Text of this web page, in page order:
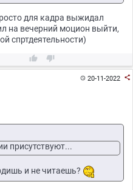
для кадра выжидал
на вечерний моцион выйти,
спртдеятельности)
 
20-11-2022 
присутствуют...
и не читаешь?